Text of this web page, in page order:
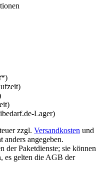
zzgl. Versandkosten und
angegeben.
der Paketdienste; sie können
es gelten die AGB der